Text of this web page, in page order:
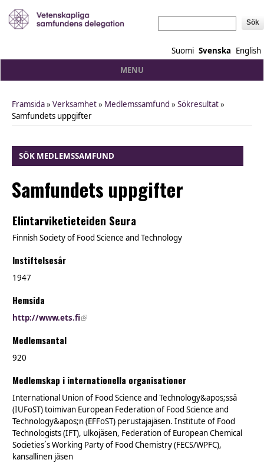
Suomi Svenska English
MENU
You are here
Framsida»Verksamhet» Medlemssamfund »Sökresultat»
Samfundets uppgifter
SÖK MEDLEMSSAMFUND
Samfundets uppgifter
Elintarviketieteiden Seura
Finnish Society of Food Science and Technology
Instiftelsesår
1947
Hemsida
http://www.ets.fi(link is external)
Medlemsantal
920
Medlemskap i internationella organisationer
International Union of Food Science and Technology&apos;ssä
(IUFoST) toimivan European Federation of Food Science and
Technology&apos;n (EFFoST) perustajajäsen. Institute of Food
Technologists (IFT), ulkojäsen, Federation of European Chemical
Societies´s Working Party of Food Chemistry (FECS/WPFC),
kansallinen jäsen